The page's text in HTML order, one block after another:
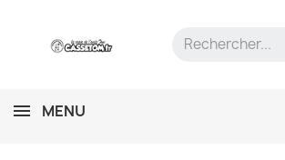
MENU